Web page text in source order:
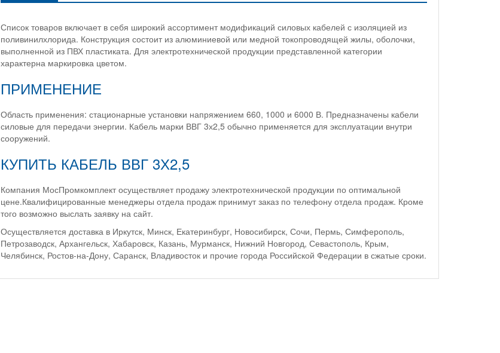
Список товаров включает в себя широкий ассортимент модификаций силовых кабелей с изоляцией из
поливинилхлорида. Конструкция состоит из алюминиевой или медной токопроводящей жилы, оболочки,
выполненной из ПВХ пластиката. Для электротехнической продукции представленной категории
характерна маркировка цветом.
ПРИМЕНЕНИЕ
Область применения: стационарные установки напряжением 660, 1000 и 6000 В. Предназначены кабели
силовые для передачи энергии. Кабель марки ВВГ 3х2,5 обычно применяется для эксплуатации внутри
сооружений.
КУПИТЬ КАБЕЛЬ ВВГ 3Х2,5
Компания МосПромкомплект осуществляет продажу электротехнической продукции по оптимальной
цене.Квалифицированные менеджеры отдела продаж принимут заказ по телефону отдела продаж. Кроме
того возможно выслать заявку на сайт.
Осуществляется доставка в Иркутск, Минск, Екатеринбург, Новосибирск, Сочи, Пермь, Симферополь,
Петрозаводск, Архангельск, Хабаровск, Казань, Мурманск, Нижний Новгород, Севастополь, Крым,
Челябинск, Ростов-на-Дону, Саранск, Владивосток и прочие города Российской Федерации в сжатые сроки.